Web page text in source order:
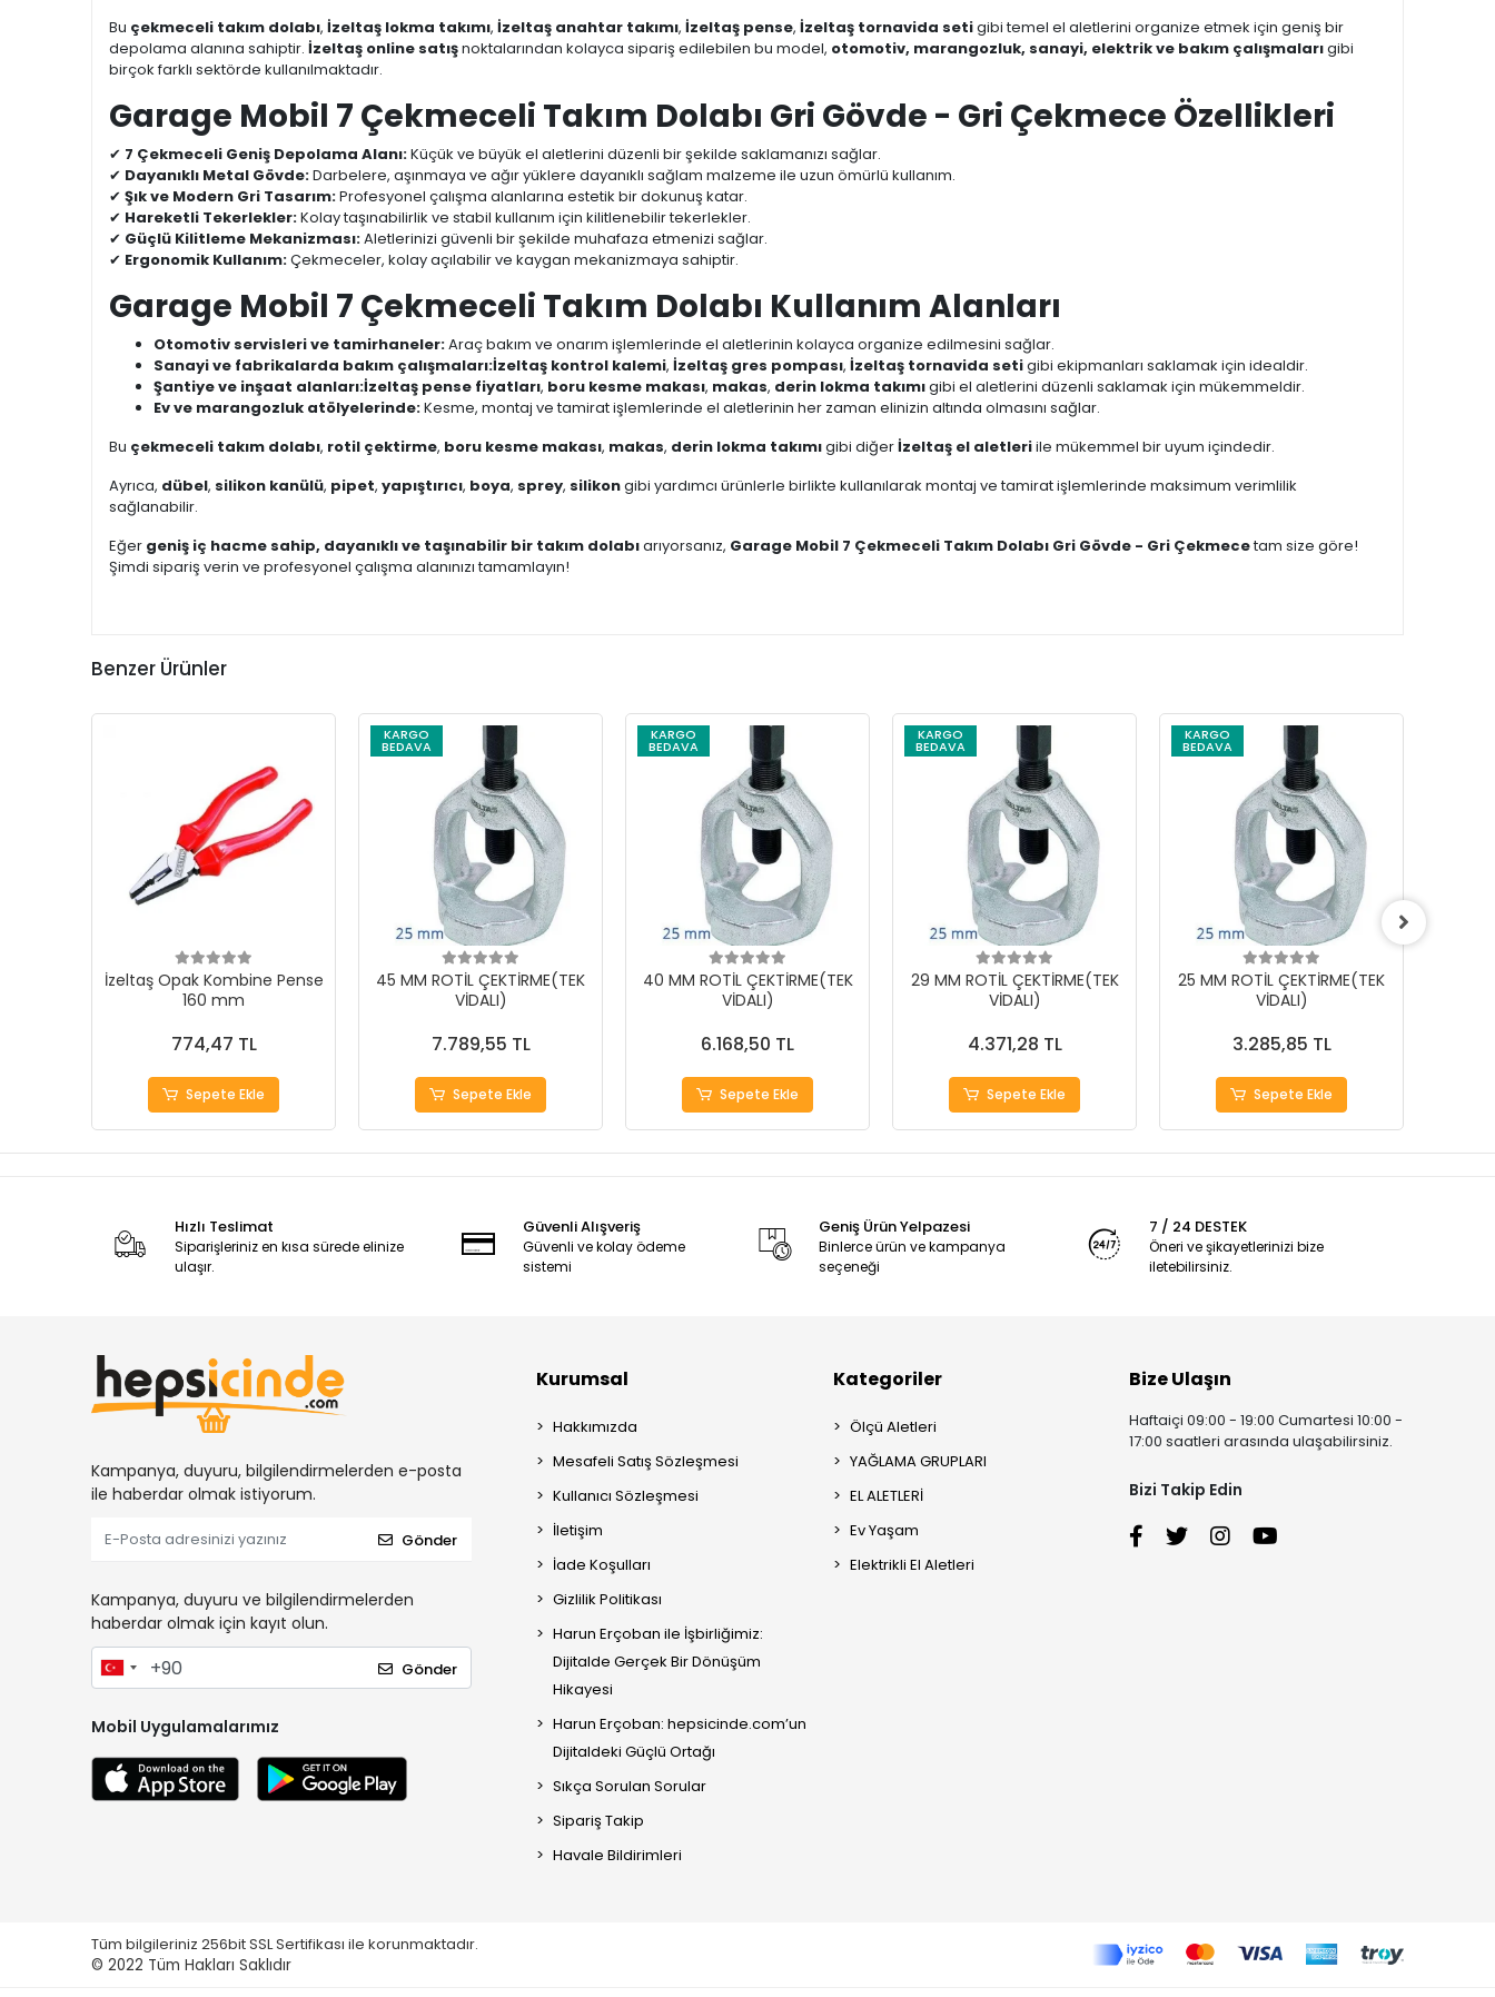
Bu çekmeceli takım dolabı, İzeltaş lokma takımı, İzeltaş anahtar takımı, İzeltaş pense, İzeltaş tornavida setigibi temel el aletlerini organize etmek için geniş bir
depolama alanına sahiptir. İzeltaş online satışnoktalarından kolayca sipariş edilebilen bu model, otomotiv, marangozluk, sanayi, elektrik ve bakım çalışmalarıgibi
birçok farklı sektörde kullanılmaktadır.
Garage Mobil 7 Çekmeceli Takım Dolabı Gri Gövde - Gri Çekmece Özellikleri
✔ 7 Çekmeceli Geniş Depolama Alanı:Küçük ve büyük el aletlerini düzenli bir şekilde saklamanızı sağlar.
✔ Dayanıklı Metal Gövde:Darbelere, aşınmaya ve ağır yüklere dayanıklı sağlam malzeme ile uzun ömürlü kullanım.
✔ Şık ve Modern Gri Tasarım:Profesyonel çalışma alanlarına estetik bir dokunuş katar.
✔ Hareketli Tekerlekler:Kolay taşınabilirlik ve stabil kullanım için kilitlenebilir tekerlekler.
✔ Güçlü Kilitleme Mekanizması:Aletlerinizi güvenli bir şekilde muhafaza etmenizi sağlar.
✔ Ergonomik Kullanım:Çekmeceler, kolay açılabilir ve kaygan mekanizmaya sahiptir.
Garage Mobil 7 Çekmeceli Takım Dolabı Kullanım Alanları
Otomotiv servisleri ve tamirhaneler:Araç bakım ve onarım işlemlerinde el aletlerinin kolayca organize edilmesini sağlar.
Sanayi ve fabrikalarda bakım çalışmaları:İzeltaş kontrol kalemi, İzeltaş gres pompası, İzeltaş tornavida setigibi ekipmanları saklamak için idealdir.
Şantiye ve inşaat alanları:İzeltaş pense fiyatları, boru kesme makası, makas, derin lokma takımıgibi el aletlerini düzenli saklamak için mükemmeldir.
Ev ve marangozluk atölyelerinde:Kesme, montaj ve tamirat işlemlerinde el aletlerinin her zaman elinizin altında olmasını sağlar.
Bu çekmeceli takım dolabı, rotil çektirme, boru kesme makası, makas, derin lokma takımıgibi diğerİzeltaş el aletleriile mükemmel bir uyum içindedir.
Ayrıca, dübel, silikon kanülü, pipet, yapıştırıcı, boya, sprey, silikongibi yardımcı ürünlerle birlikte kullanılarak montaj ve tamirat işlemlerinde maksimum verimlilik
sağlanabilir.
Eğer geniş iç hacme sahip, dayanıklı ve taşınabilir bir takım dolabıarıyorsanız, Garage Mobil 7 Çekmeceli Takım Dolabı Gri Gövde - Gri Çekmecetam size göre!
Şimdi sipariş verin ve profesyonel çalışma alanınızı tamamlayın!
Benzer Ürünler
İzeltaş Opak Kombine Pense
160 mm
774,47 TL
Sepete Ekle
KARGO
BEDAVA
45 MM ROTİL ÇEKTİRME(TEK
VİDALI)
7.789,55 TL
Sepete Ekle
KARGO
BEDAVA
40 MM ROTİL ÇEKTİRME(TEK
VİDALI)
6.168,50 TL
Sepete Ekle
KARGO
BEDAVA
29 MM ROTİL ÇEKTİRME(TEK
VİDALI)
4.371,28 TL
Sepete Ekle
KARGO
BEDAVA
25 MM ROTİL ÇEKTİRME(TEK
VİDALI)
3.285,85 TL
Sepete Ekle
Hızlı Teslimat
Siparişleriniz en kısa sürede elinize
ulaşır.
Güvenli Alışveriş
Güvenli ve kolay ödeme
sistemi
Geniş Ürün Yelpazesi
Binlerce ürün ve kampanya
seçeneği
7 / 24 DESTEK
Öneri ve şikayetlerinizi bize
iletebilirsiniz.
Kampanya, duyuru, bilgilendirmelerden e-posta
ile haberdar olmak istiyorum.
Gönder
Kampanya, duyuru ve bilgilendirmelerden
haberdar olmak için kayıt olun.
Gönder
Mobil Uygulamalarımız
Kurumsal
Hakkımızda
Mesafeli Satış Sözleşmesi
Kullanıcı Sözleşmesi
İletişim
İade Koşulları
Gizlilik Politikası
Harun Erçoban ile İşbirliğimiz:
Dijitalde Gerçek Bir Dönüşüm
Hikayesi
Harun Erçoban: hepsicinde.com’un
Dijitaldeki Güçlü Ortağı
Sıkça Sorulan Sorular
Sipariş Takip
Havale Bildirimleri
Kategoriler
Ölçü Aletleri
YAĞLAMA GRUPLARI
EL ALETLERİ
Ev Yaşam
Elektrikli El Aletleri
Bize Ulaşın
Haftaiçi 09:00 - 19:00 Cumartesi 10:00 -
17:00 saatleri arasında ulaşabilirsiniz.
Bizi Takip Edin
Tüm bilgileriniz 256bit SSL Sertifikası ile korunmaktadır.
© 2022 Tüm Hakları Saklıdır